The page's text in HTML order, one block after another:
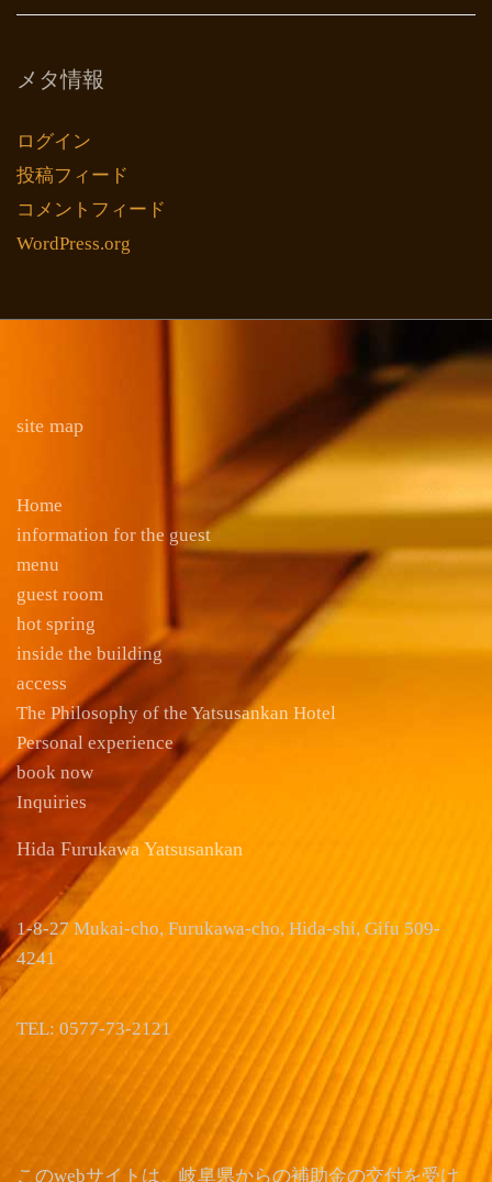
メタ情報
ログイン
投稿フィード
コメントフィード
WordPress.org
site map
Home
information for the guest
menu
guest room
hot spring
inside the building
access
The Philosophy of the Yatsusankan Hotel
Personal experience
book now
Inquiries
Hida Furukawa Yatsusankan
1-8-27 Mukai-cho, Furukawa-cho, Hida-shi, Gifu 509-
4241
TEL: 0577-73-2121
このwebサイトは、岐阜県からの補助金の交付を受け